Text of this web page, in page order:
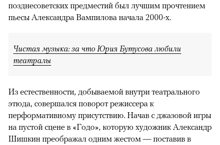
позднесоветских предместий был лучшим прочтением
пьесы Александра Вампилова начала 2000-х.
Чистая музыка: за что Юрия Бутусова любили
театралы
Из естественности, добываемой внутри театрального
этюда, совершался поворот режиссера к
перформативному присутствию. Начав с джазовой игры
на пустой сцене в «Годо», которую художник Александр
Шишкин преображал одним жестом — поставив в